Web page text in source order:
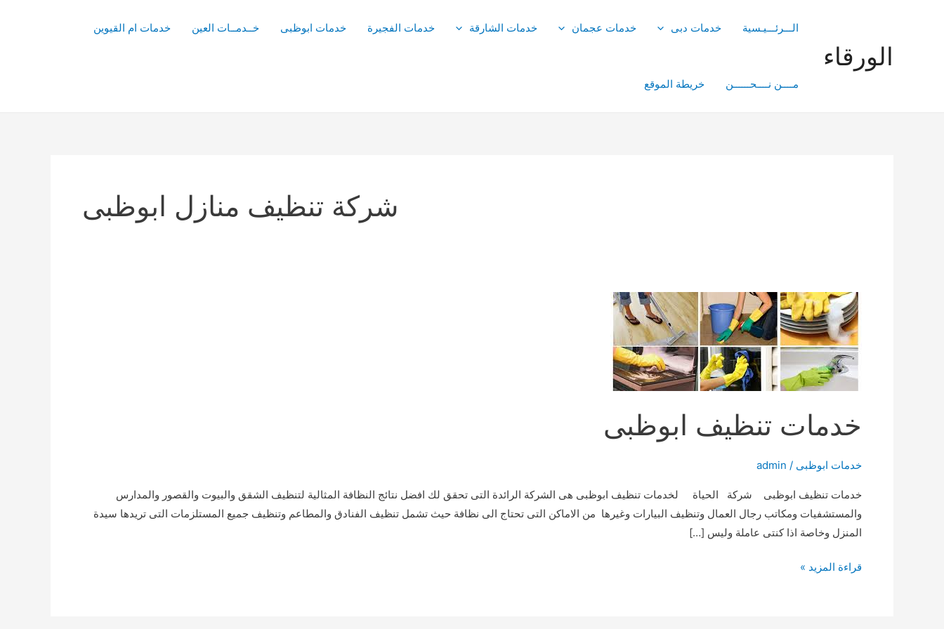
الورقاء
الـــرئـــيـسية خدمات دبى خدمات عجمان خدمات الشارقة خدمات الفجيرة خدمات ابوظبى خــدمــات العين خدمات ام القيوين
مــــن نــــحــــــن خريطة الموقع
شركة تنظيف منازل ابوظبى
خدمات تنظيف ابوظبى
خدمات ابوظبى /
admin
خدمات تنظيف ابوظبى شركة الحياة لخدمات تنظيف ابوظبى هى الشركة الرائدة التى تحقق لك افضل نتائج النظافة المثالية لتنظيف الشقق والبيوت والقصور والمدارس
والمستشفيات ومكاتب رجال العمال وتنظيف البيارات وغيرها من الاماكن التى تحتاج الى نظافة حيث تشمل تنظيف الفنادق والمطاعم وتنظيف جميع المستلزمات التى تريدها سيدة
المنزل وخاصة اذا كنتى عاملة وليس […]
خدمات
قراءة المزيد »